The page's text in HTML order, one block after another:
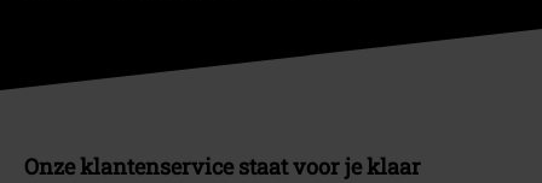
Onze klantenservice staat voor je klaar